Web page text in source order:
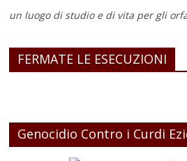
un luogo di studio e di vita per gli
FERMATE LE ESECUZIONI
Genocidio Contro i Curdi